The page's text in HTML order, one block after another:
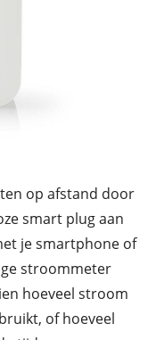
op afstand door
smart plug aan
je smartphone of
stroommeter
hoeveel stroom
of hoeveel